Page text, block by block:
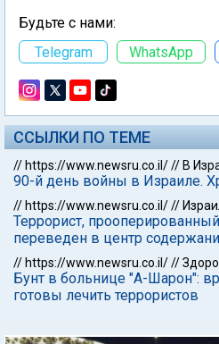
Будьте с нами:
Telegram
WhatsApp
ССЫЛКИ ПО ТЕМЕ
// https://www.newsru.co.il/// В
90-й день войны в Израиле.
// https://www.newsru.co.il///
Террорист,
переведен в центр
// https://www.newsru.co.il///
Бунт в больнице "А-Шарон":
готовы лечить террористов